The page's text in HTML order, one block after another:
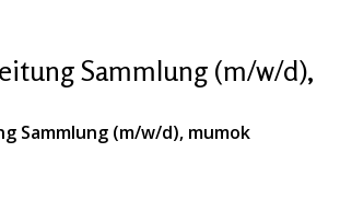
Sammlung (m/w/d),
Sammlung (m/w/d), mumok